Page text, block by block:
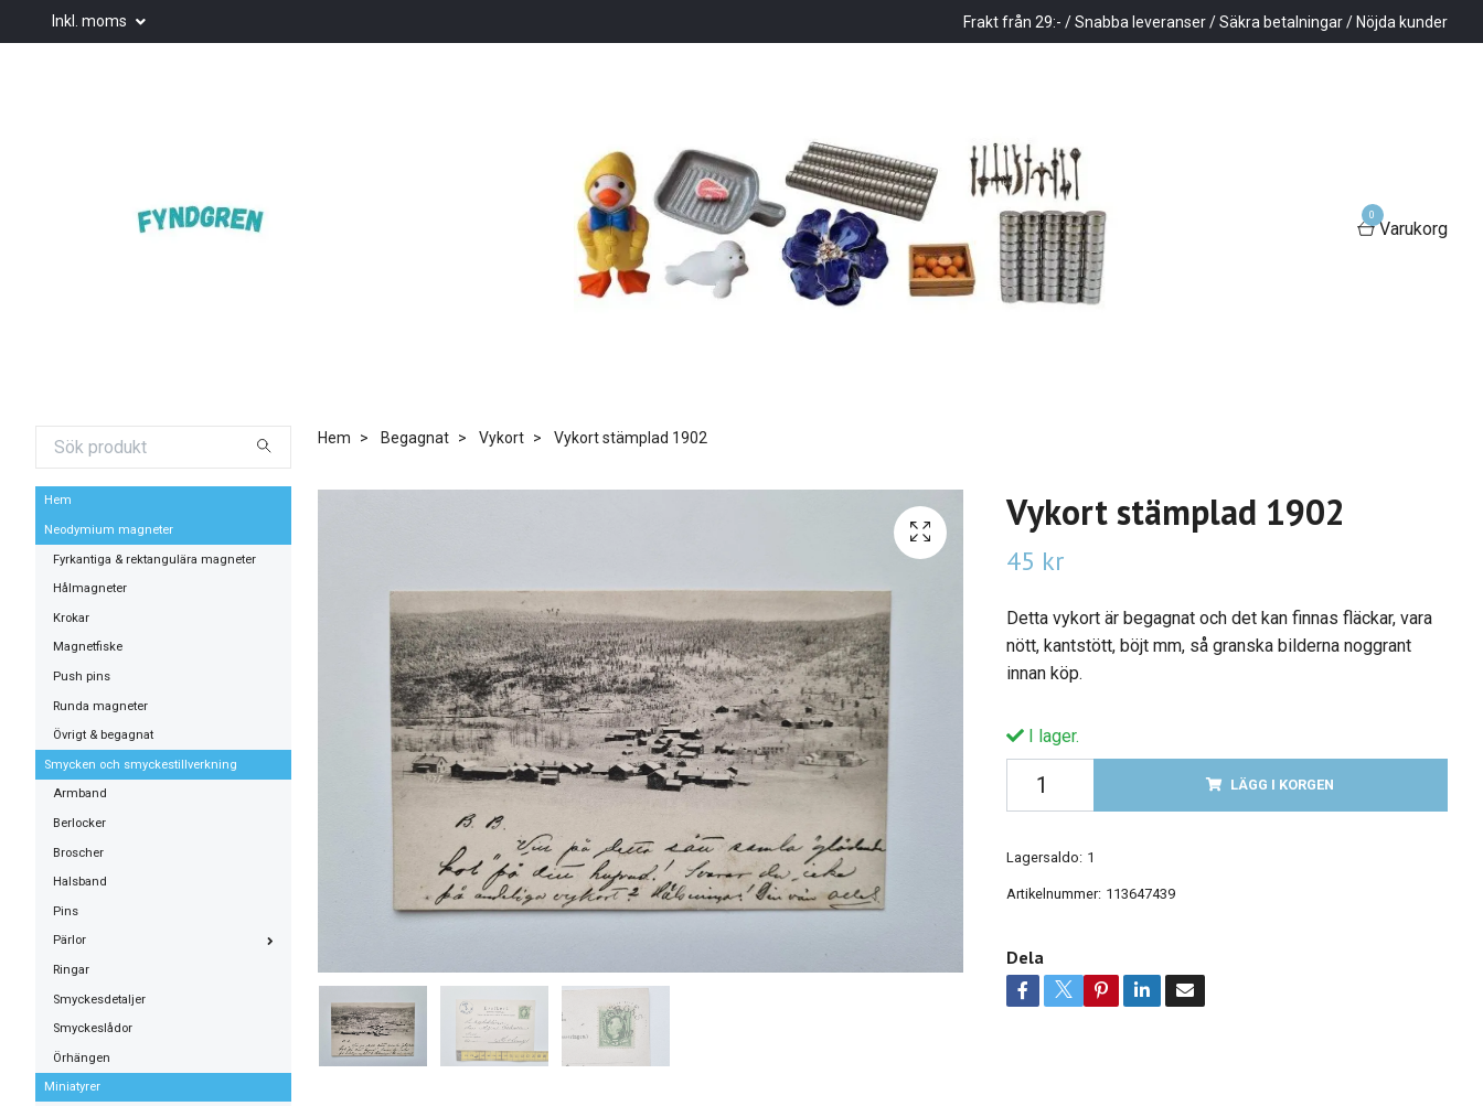
Inkl. moms Frakt från 29:- / Snabba leveranser / Säkra betalningar / Nöjda kunder
0
Varukorg
Hem
Neodymium magneter
Fyrkantiga & rektangulära magneter
Hålmagneter
Krokar
Magnetfiske
Push pins
Runda magneter
Övrigt & begagnat
Smycken och smyckestillverkning
Armband
Berlocker
Broscher
Halsband
Pins
Pärlor
Ringar
Smyckesdetaljer
Smyckeslådor
Örhängen
Miniatyrer
Hem Begagnat Vykort Vykort stämplad 1902
Vykort stämplad 1902
45 kr
Detta vykort är begagnat och det kan finnas fläckar, vara
nött, kantstött, böjt mm, så granska bilderna noggrant
innan köp.
I lager.
LÄGG I KORGEN
Lagersaldo: 1
Artikelnummer: 113647439
Dela